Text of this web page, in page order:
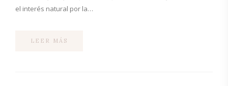
el interés natural por la…
LEER MÁS